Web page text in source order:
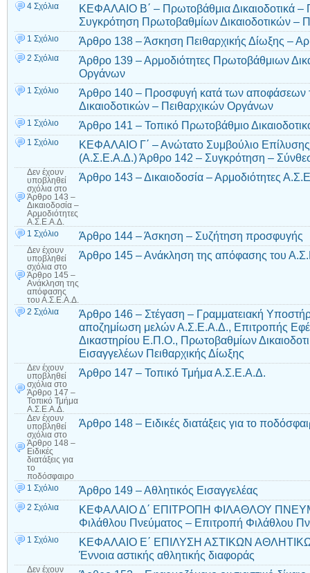
4 Σχόλια
ΚΕΦΑΛΑΙΟ Β΄ – Πρωτοβάθμια Δικαιοδοτικά –
Συγκρότηση Πρωτοβαθμίων Δικαιοδοτικών –
1 Σχόλιο Άρθρο 138 – Άσκηση Πειθαρχικής Δίωξης –
2 Σχόλια
Άρθρο 139 – Αρμοδιότητες Πρωτοβάθμιων
Οργάνων
1 Σχόλιο
Άρθρο 140 – Προσφυγή κατά των αποφάσεων
Δικαιοδοτικών – Πειθαρχικών Οργάνων
1 Σχόλιο Άρθρο 141 – Τοπικό Πρωτοβάθμιο
1 Σχόλιο
ΚΕΦΑΛΑΙΟ Γ΄ – Ανώτατο Συμβούλιο
(A.Σ.Ε.Α.Δ.) Άρθρο 142 – Συγκρότηση –
Δεν έχουν
υποβληθεί
σχόλια στο
Άρθρο 143 –
Δικαιοδοσία –
Αρμοδιότητες
Α.Σ.Ε.Α.Δ.
Άρθρο 143 – Δικαιοδοσία – Αρμοδιότητες
1 Σχόλιο Άρθρο 144 – Άσκηση – Συζήτηση προσφυγής
Δεν έχουν
υποβληθεί
σχόλια στο
Άρθρο 145 –
Ανάκληση της
απόφασης
του Α.Σ.Ε.Α.Δ.
Άρθρο 145 – Ανάκληση της απόφασης του
2 Σχόλια
Άρθρο 146 – Στέγαση – Γραμματειακή
αποζημίωση μελών Α.Σ.Ε.Α.Δ., Επιτροπής
Δικαστηρίου Ε.Π.Ο., Πρωτοβαθμίων
Εισαγγελέων Πειθαρχικής Δίωξης
Δεν έχουν
υποβληθεί
σχόλια στο
Άρθρο 147 –
Τοπικό Τμήμα
Α.Σ.Ε.Α.Δ.
Άρθρο 147 – Τοπικό Τμήμα Α.Σ.Ε.Α.Δ.
Δεν έχουν
υποβληθεί
σχόλια στο
Άρθρο 148 –
Ειδικές
διατάξεις για
το
ποδόσφαιρο
Άρθρο 148 – Ειδικές διατάξεις για το
1 Σχόλιο Άρθρο 149 – Αθλητικός Εισαγγελέας
2 Σχόλια
ΚΕΦΑΛΑΙΟ Δ΄ ΕΠΙΤΡΟΠΗ ΦΙΛΑΘΛΟΥ
Φιλάθλου Πνεύματος – Επιτροπή Φιλάθλου
1 Σχόλιο
ΚΕΦΑΛΑΙΟ Ε΄ ΕΠΙΛΥΣΗ ΑΣΤΙΚΩΝ
Έννοια αστικής αθλητικής διαφοράς
Δεν έχουν